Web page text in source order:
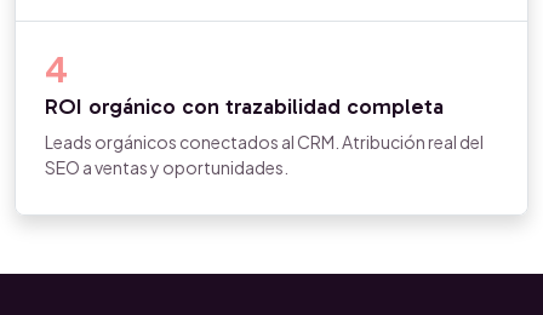
4
ROI orgánico con trazabilidad completa
Leads orgánicos conectados al CRM. Atribución real del
SEO a ventas y oportunidades.